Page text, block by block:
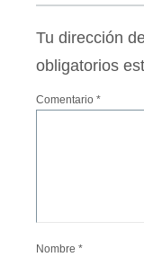
Tu dirección
obligatorios
Comentario *
Nombre *